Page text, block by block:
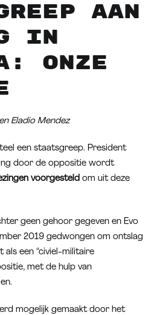
aan
in
onze
Eladio Mendez
een staatsgreep. President
door de oppositie wordt
voorgesteld om uit deze
geen gehoor gegeven en Evo
2019 gedwongen om ontslag
als een “civiel-militaire
met de hulp van
mogelijk gemaakt door het